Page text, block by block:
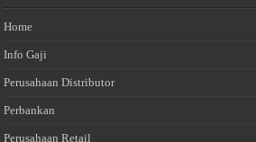
Home
Info Gaji
Perusahaan Distributor
Perbankan
Perusahaan Retail